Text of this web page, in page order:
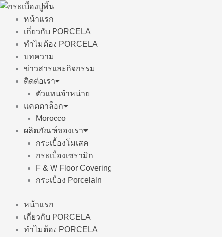
Skip
content
หน้าแรก
เกี่ยวกับ PORCELA
ทำไมต้อง PORCELA
บทความ
ข่าวสารและกิจกรรม
ติดต่อเรา
ตัวแทนจำหน่าย
แคตตาล็อก
Morocco
ผลิตภัณฑ์ของเรา
กระเบื้องโมเสค
กระเบื้องเซรามิก
F & W Floor Covering
กระเบื้อง Porcelain
หน้าแรก
เกี่ยวกับ PORCELA
ทำไมต้อง PORCELA